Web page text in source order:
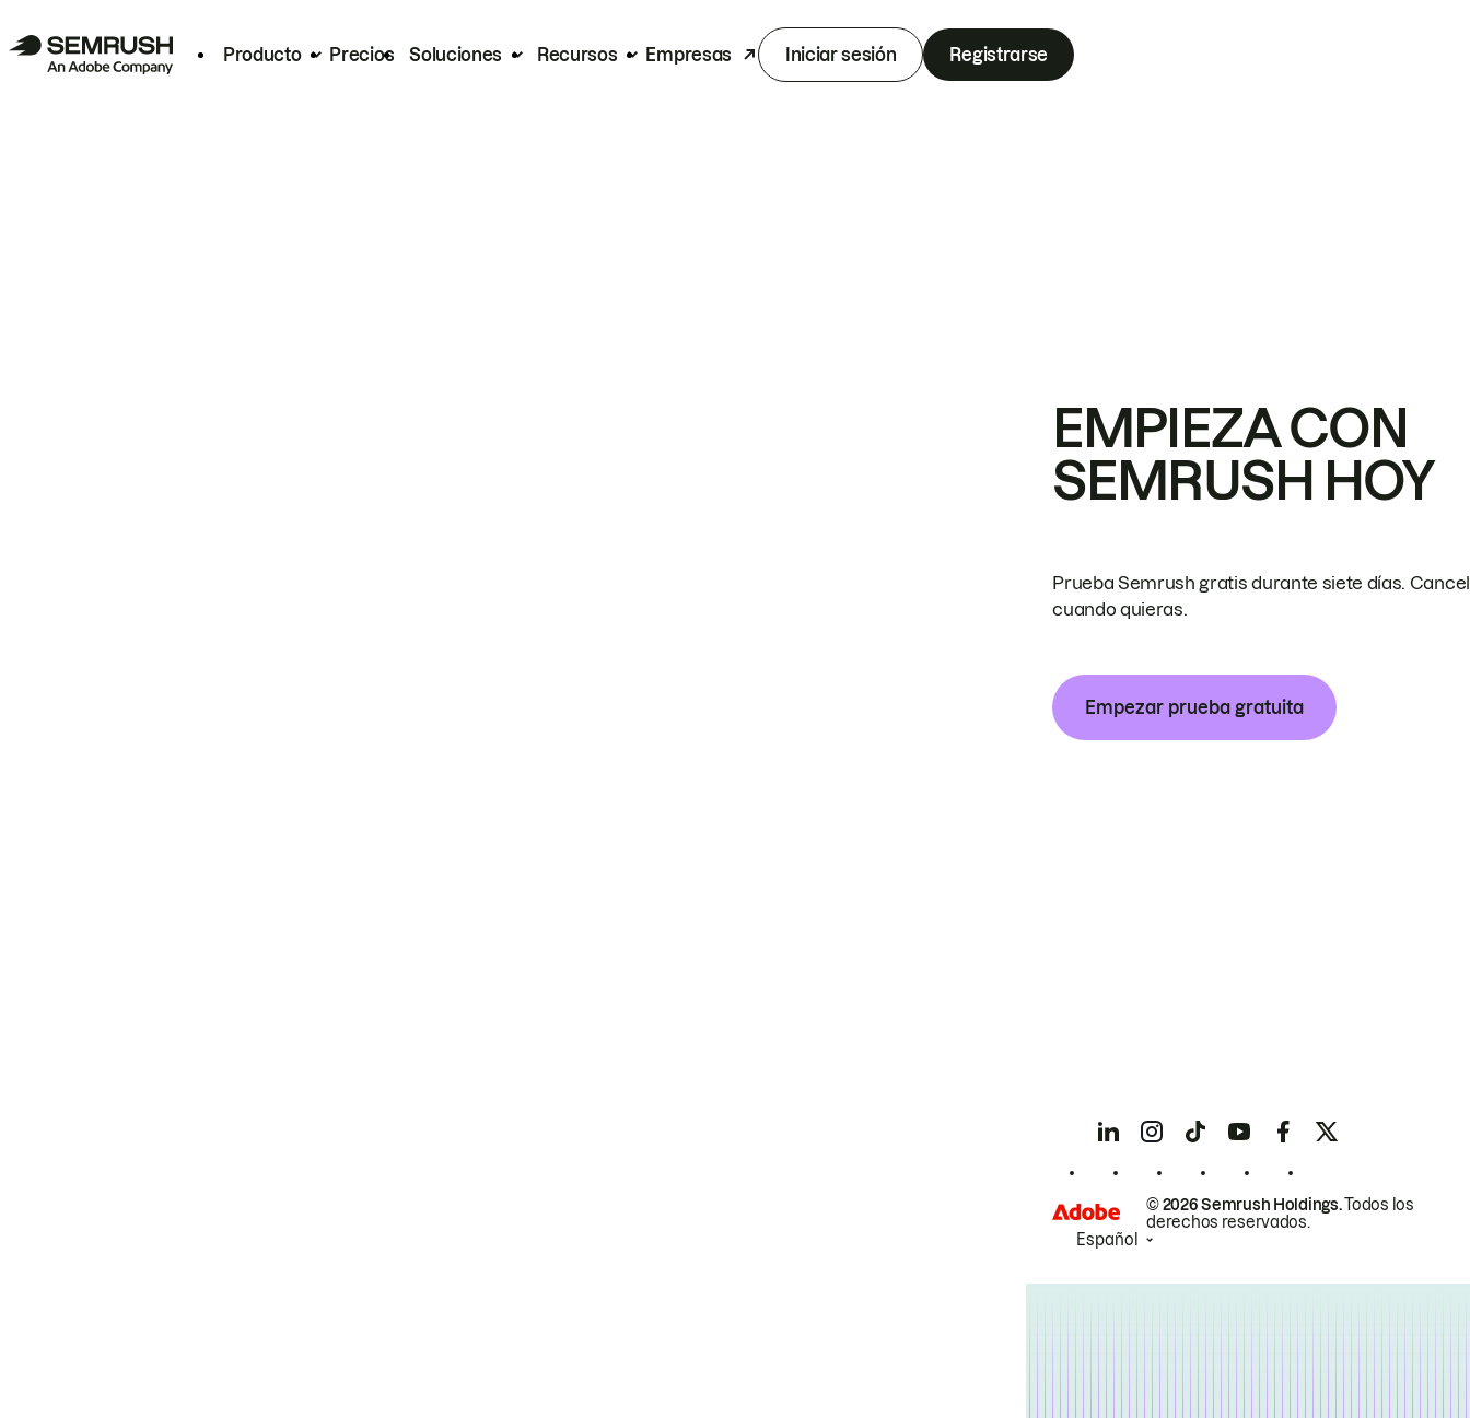
Producto Precios Soluciones Recursos Empresas Iniciar sesión Registrarse
EMPIEZA CON
SEMRUSH HOY
Prueba Semrush gratis durante siete días.
cuando quieras.
Empezar prueba gratuita
© 2026 Semrush Holdings.Todos los
derechos reservados.
Español